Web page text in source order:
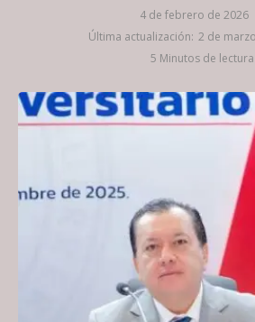
4 de febrero de 2026
Última actualización: 2 de
5 Minutos de lectura